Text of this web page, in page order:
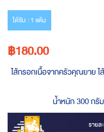
the
images
gallery
ได้รับ : 1 แต้ม
฿180.00
ไส้กรอกเนื้อจากครัวคุณยาย
น้ำหนัก 300 ก